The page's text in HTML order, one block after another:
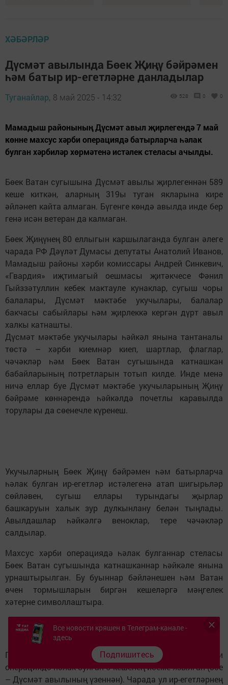
ХӘБӘРЛӘР
Дүсмәт авылында Бөек Җиңү бәйрәмен
һәм батыр ир-егетләрне данладылар
Туганайлар, 8 май 2025 - 14:32 528 0 0
Мамадыш районының Дүсмәт авыл җирлегендә 7 май
көнне махсус хәрби операциядә батырларча һәлак
булган хәрбиләр хөрмәтенә истәлек стеласы ачылды.
Бөек Ватан сугышына Дүсмәт авылы җирлегеннән 589
кеше киткән, аларның 319ы туган якларына кире
әйләнеп кайта алмаган. Бүгенге көндә авылда инде бер
генә исән ветеран да калмаган.
Бөек Җиңүнең 80 еллыгын каршылаганда булган әлеге
чарада РФ Дәүләт Думасы депутаты Анатолий Иванов,
Мамадыш районы хәрби комиссары Андрей Синкевич,
«Гвардия» иҗтимагый оешмасы җитәкчесе Фәнил
Гыйззәтуллин кебек мактауле кунаклар, сугыш чоры
балалары, Дүсмәт мәктәбе укучылары, балалар
бакчасы сабыйлары һәм җирлеккә кергән дүрт авыл
халкы катнашты.
Дүсмәт мәктәбе укучылары һәйкәл янына тантаналы
төстә – хәрби киемнәр киеп, шартлар, флаглар,
чәчәкләр һәм Бөек Ватан сугышында катнашкан
бабайларының потретларын тотып килде. Инде менә
ничә еллар буе Дүсмәт мәктәбе укучыларының Җиңү
бәйрәме көннәрендә һәйкәлдә почетлы каравылда
торулары да сөенечле күренеш.
Укучыларның Бөек Җиңү бәйрәмен һәм батырларча
һәлак булган ир-егетләр истәлегенә атап шигырьләр
сөйләвен, сугыш еллары турындагы җырлар
башкаруын халык зур дулкынлану белән тыңлады.
Авылдашлар һәйкәлгә веноклар, тере чәчәкләр
салдылар.
Махсус хәрби операциядә һәлак булганнар стеласы
Бөек Ватан сугышында катнашканнар һәйкәле янына
урнаштырылган. Бу буыннар бәйләнешен һәм Ватан
өчен тормышларын биргән кешеләргә мәңгелек
хәтерне символлаштыра.
Гранит тактада җирлектә туып, махсус хәрби
операциядә һәлак булган 6 кешенең исеме язылган (3се
– Дүсмәт авылының үзеннән). Чарада ул ир-егетләрнең
Все новости кряшен в Телеграм-канале -
здесь
Подпишитесь